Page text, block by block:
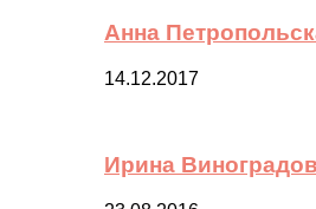
Анна
14.12.2017
Ирина